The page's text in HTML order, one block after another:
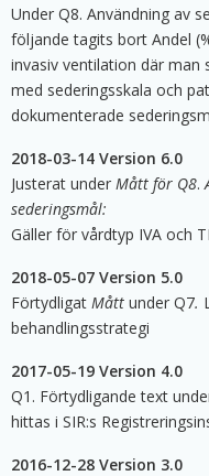
Under Q8. Användning av
följande tagits bort Andel
invasiv ventilation där man
med sederingsskala och
dokumenterade
2018-03-14 Version 6.0
Justerat under Mått för Q8.
sederingsmål:
Gäller för vårdtyp IVA och
2018-05-07 Version 5.0
Förtydligat Mått under Q7.
behandlingsstrategi
2017-05-19 Version 4.0
Q1. Förtydligande text
hittas i SIR:s
2016-12-28 Version 3.0